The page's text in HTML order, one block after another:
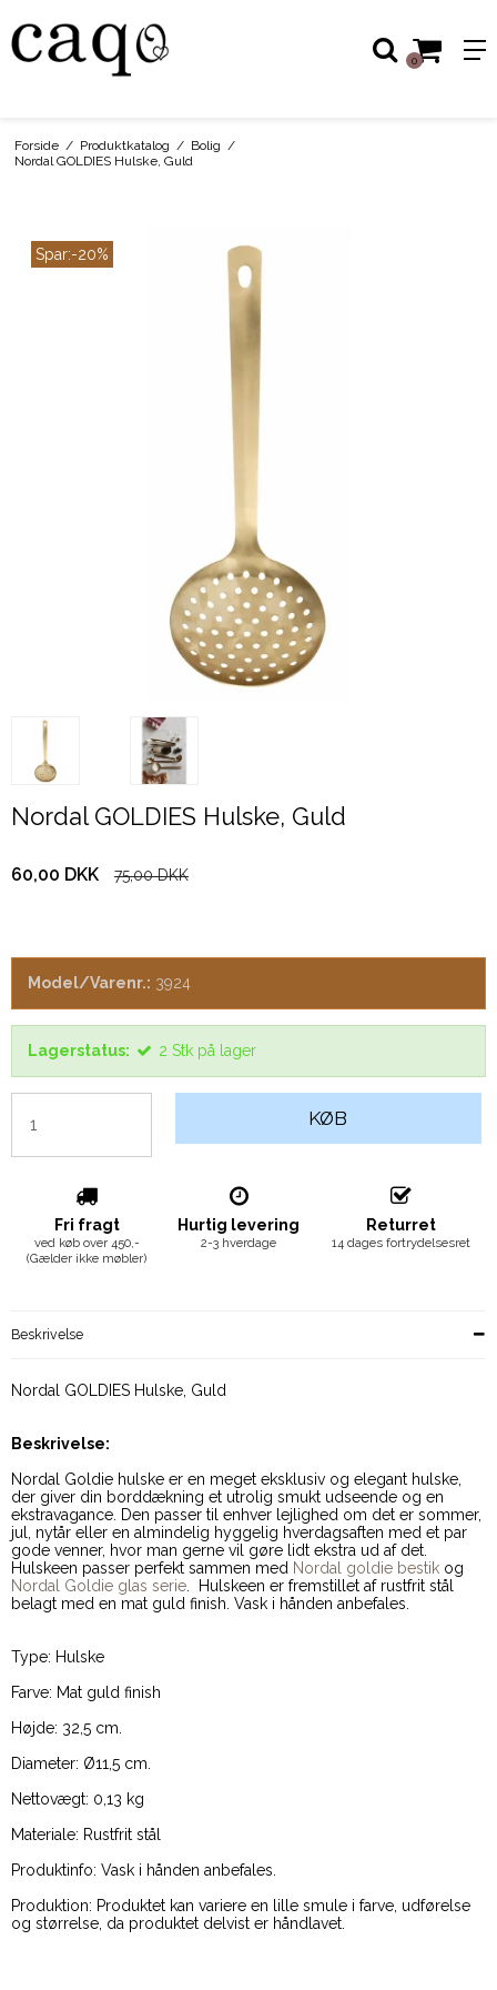
0
Forside / Produktkatalog / Bolig /
Nordal GOLDIES Hulske, Guld
Spar:-20%
Nordal GOLDIES Hulske, Guld
60,00 DKK 75,00 DKK
Model/Varenr.: 3924
Lagerstatus: 2 Stk på lager
KØB
Fri fragt
ved køb over 450,-
(Gælder ikke møbler)
Hurtig levering
2-3 hverdage
Returret
14 dages fortrydelsesret
Beskrivelse
Nordal GOLDIES Hulske, Guld
Beskrivelse:
Nordal Goldie hulske er en meget eksklusiv og elegant hulske,
der giver din borddækning et utrolig smukt udseende og en
ekstravagance. Den passer til enhver lejlighed om det er sommer,
jul, nytår eller en almindelig hyggelig hverdagsaften med et par
gode venner, hvor man gerne vil gøre lidt ekstra ud af det.
Hulskeen passer perfekt sammen med Nordal goldie bestik og
Nordal Goldie glas serie . Hulskeen er fremstillet af rustfrit stål
belagt med en mat guld finish. Vask i hånden anbefales.
Type: Hulske
Farve: Mat guld finish
Højde: 32,5 cm.
Diameter: Ø11,5 cm.
Nettovægt: 0,13 kg
Materiale: Rustfrit stål
Produktinfo: Vask i hånden anbefales.
Produktion: Produktet kan variere en lille smule i farve, udførelse
og størrelse, da produktet delvist er håndlavet.